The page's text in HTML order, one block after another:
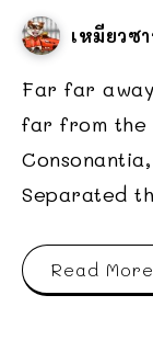
เหมียวซา
Far far
far from the
Separated
Read More